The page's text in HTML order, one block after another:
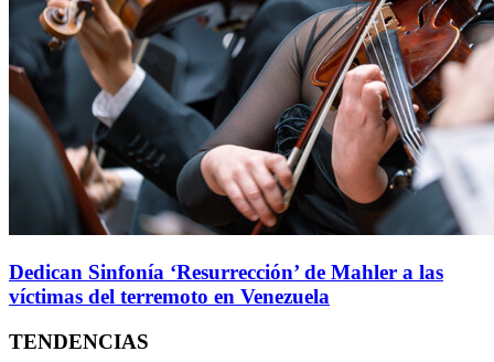
Dedican Sinfonía ‘Resurrección’ de Mahler a las
víctimas del terremoto en Venezuela
TENDENCIAS